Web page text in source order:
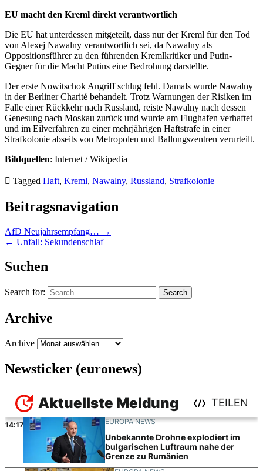
EU macht den Kreml direkt verantwortlich
Die EU hat unterdessen mitgeteilt, dass nur der Kreml für den Tod
von Alexej Nawalny verantwortlich sei, da Nawalny als
Oppositionsführer zu den führenden Kremlkritiker und Putin-
Gegner für die Macht Putins eine Bedrohung darstellte.
Der erste Nowitschok Angriff schlug fehl. Damals wurde Nawalny
in der Berliner Charité behandelt. Trotz Warnungen der Risiken im
Falle einer Rückkehr nach Russland, reiste Nawalny nach dessen
Genesung nach Moskau zurück und wurde am Flughafen verhaftet
und im Eilverfahren zu einer mehrjährigen Haftstrafe in einer
Strafkolonie abseits von Metropolen und Ballungszentren verurteilt.
Bildquellen: Internet / Wikipedia
Tagged Haft, Kreml, Nawalny, Russland, Strafkolonie
Beitragsnavigation
AfD Neujahrsempfang… →
← Unfall: Sekundenschlaf
Suchen
Search for:
Archive
Archive
Newsticker (euronews)